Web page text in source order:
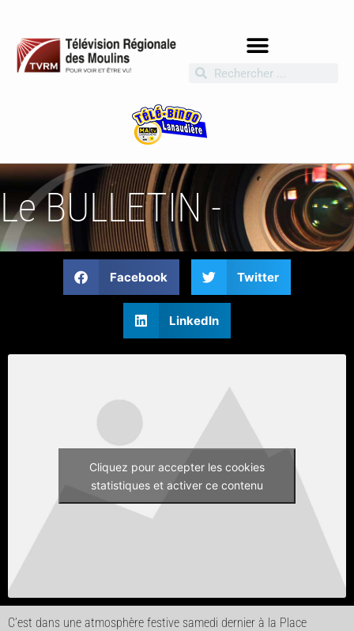
Le BULLETIN -
Facebook Twitter
LinkedIn
Cliquez pour accepter les cookies
statistiques et activer ce contenu
C’est dans une atmosphère festive samedi dernier à la Place